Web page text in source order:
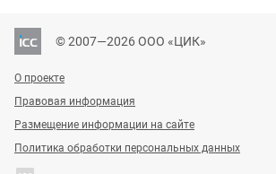
© 2007—2026 ООО «ЦИК»
О проекте
Правовая информация
Размещение информации на сайте
Политика обработки персональных данных